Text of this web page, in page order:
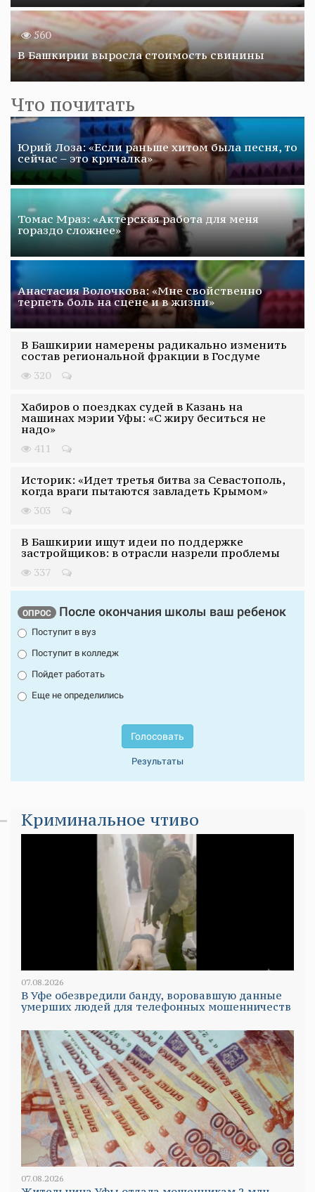
560
В Башкирии выросла стоимость свинины
Что почитать
Юрий Лоза: «Если раньше хитом была песня, то
сейчас – это кричалка»
Томас Мраз: «Актерская работа для меня
гораздо сложнее»
Анастасия Волочкова: «Мне свойственно
терпеть боль на сцене и в жизни»
В Башкирии намерены радикально изменить
состав региональной фракции в Госдуме
320
Хабиров о поездках судей в Казань на
машинах мэрии Уфы: «С жиру беситься не
надо»
411
Историк: «Идет третья битва за Севастополь,
когда враги пытаются завладеть Крымом»
303
В Башкирии ищут идеи по поддержке
застройщиков: в отрасли назрели проблемы
337
ОПРОС После окончания школы ваш ребенок
Поступит в вуз
Поступит в колледж
Пойдет работать
Еще не определились
Голосовать
Результаты
Криминальное чтиво
07.08.2026
В Уфе обезвредили банду, воровавшую данные
умерших людей для телефонных мошенничеств
07.08.2026